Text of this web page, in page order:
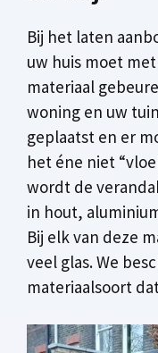
Bij het laten
uw huis moet
materiaal
woning en uw
geplaatst en er
het éne niet
wordt de
in hout,
Bij elk van deze
veel glas. We
materiaalsoort